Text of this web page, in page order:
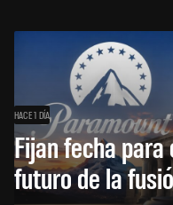
HACE 1 DÍA
Fijan fecha
futuro de la